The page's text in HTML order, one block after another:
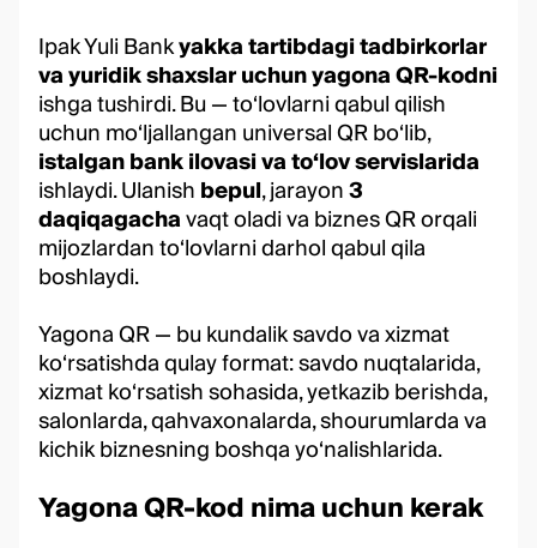
Ipak Yuli Bankyakka tartibdagi tadbirkorlar
va yuridik shaxslar uchun yagona QR-kodni
ishga tushirdi. Bu — to‘lovlarni qabul qilish
uchun mo‘ljallangan universal QR bo‘lib,
istalgan bank ilovasi va to‘lovservislarida
ishlaydi. Ulanishbepul, jarayon3
daqiqagachavaqt oladi va biznes QR orqali
mijozlardan to‘lovlarni darhol qabul qila
boshlaydi.
Yagona QR — bu kundalik savdo va xizmat
ko‘rsatishda qulay format: savdo nuqtalarida,
xizmat ko‘rsatish sohasida, yetkazib berishda,
salonlarda, qahvaxonalarda, shourumlarda va
kichik biznesning boshqa yo‘nalishlarida.
Yagona QR-kod nima uchun kerak